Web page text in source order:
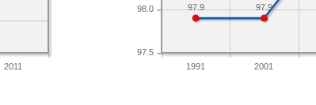
2011 1991 2001
97.5
98.0 97.9
97.9